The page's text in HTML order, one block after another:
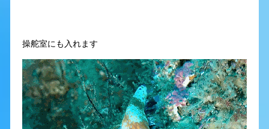
操舵室にも入れます